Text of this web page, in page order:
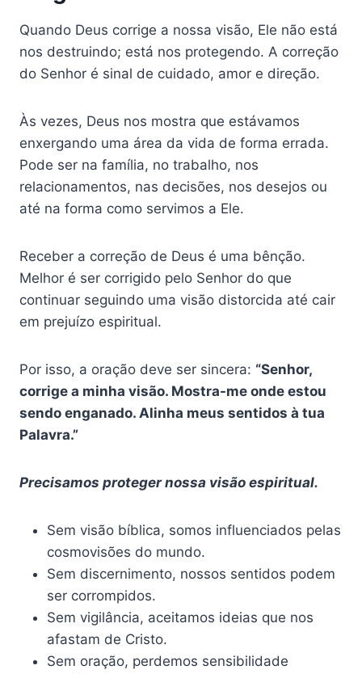
Quando Deus corrige a nossa visão, Ele não está
nos destruindo; está nos protegendo. A correção
do Senhor é sinal de cuidado, amor e direção.
Às vezes, Deus nos mostra que estávamos
enxergando uma área da vida de forma errada.
Pode ser na família, no trabalho, nos
relacionamentos, nas decisões, nos desejos ou
até na forma como servimos a Ele.
Receber a correção de Deus é uma bênção.
Melhor é ser corrigido pelo Senhor do que
continuar seguindo uma visão distorcida até cair
em prejuízo espiritual.
Por isso, a oração deve ser sincera: “Senhor,
corrige a minha visão. Mostra-me onde estou
sendo enganado. Alinha meus sentidos à tua
Palavra.”
Precisamos proteger nossa visão espiritual.
Sem visão bíblica, somos influenciados pelas
cosmovisões do mundo.
Sem discernimento, nossos sentidos podem
ser corrompidos.
Sem vigilância, aceitamos ideias que nos
afastam de Cristo.
Sem oração, perdemos sensibilidade